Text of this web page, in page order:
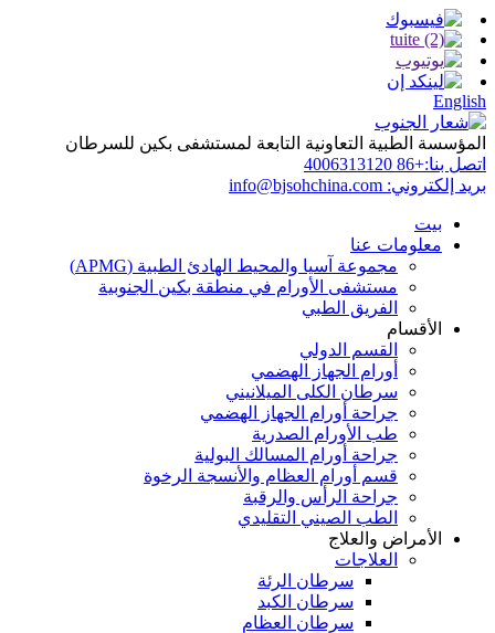
English
المؤسسة الطبية التعاونية التابعة لمستشفى بكين للسرطان
اتصل بنا:+86 4006313120
بريد إلكتروني:
بيت
معلومات عنا
مجموعة آسيا والمحيط الهادئ الطبية (APMG)
مستشفى الأورام في منطقة بكين الجنوبية
الفريق الطبي
الأقسام
القسم الدولي
أورام الجهاز الهضمي
سرطان الكلى الميلانيني
جراحة أورام الجهاز الهضمي
طب الأورام الصدرية
جراحة أورام المسالك البولية
قسم أورام العظام والأنسجة الرخوة
جراحة الرأس والرقبة
الطب الصيني التقليدي
الأمراض والعلاج
العلاجات
سرطان الرئة
سرطان الكبد
سرطان العظام